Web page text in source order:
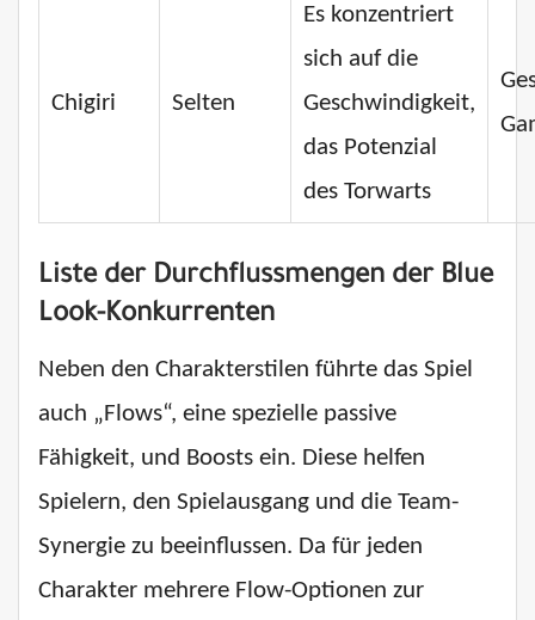
Chigiri Selten
Es konzentriert
sich auf die
Geschwindigkeit,
das Potenzial
des Torwarts
Liste der Durchflussmengen der Blue
Look-Konkurrenten
Neben den Charakterstilen führte das Spiel
auch „Flows“, eine spezielle passive
Fähigkeit, und Boosts ein. Diese helfen
Spielern, den Spielausgang und die Team-
Synergie zu beeinflussen. Da für jeden
Charakter mehrere Flow-Optionen zur